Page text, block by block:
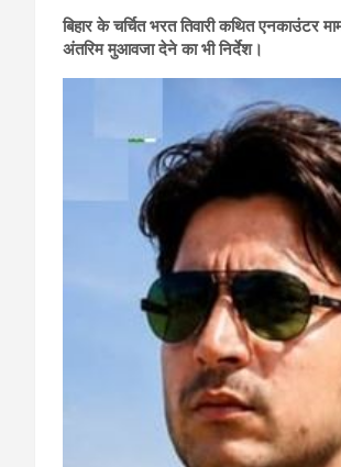
बिहार के चर्चित भरत तिवारी कथित एनकाउंटर
अंतरिम मुआवजा देने का भी निर्देश।